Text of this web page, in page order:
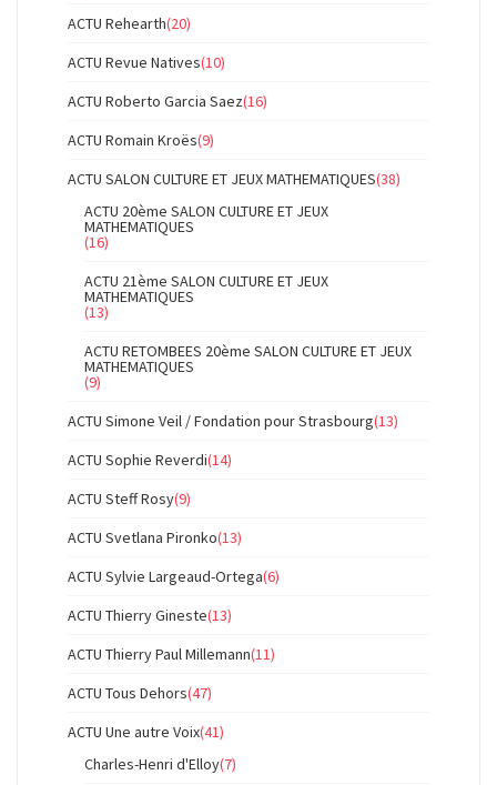
ACTU Rehearth(20)
ACTU Revue Natives(10)
ACTU Roberto Garcia Saez(16)
ACTU Romain Kroës(9)
ACTU SALON CULTURE ET JEUX MATHEMATIQUES(38)
ACTU 20ème SALON CULTURE ET JEUX
MATHEMATIQUES
(16)
ACTU 21ème SALON CULTURE ET JEUX
MATHEMATIQUES
(13)
ACTU RETOMBEES 20ème SALON CULTURE ET JEUX
MATHEMATIQUES
(9)
ACTU Simone Veil / Fondation pour Strasbourg(13)
ACTU Sophie Reverdi(14)
ACTU Steff Rosy(9)
ACTU Svetlana Pironko(13)
ACTU Sylvie Largeaud-Ortega(6)
ACTU Thierry Gineste(13)
ACTU Thierry Paul Millemann(11)
ACTU Tous Dehors(47)
ACTU Une autre Voix(41)
Charles-Henri d'Elloy(7)